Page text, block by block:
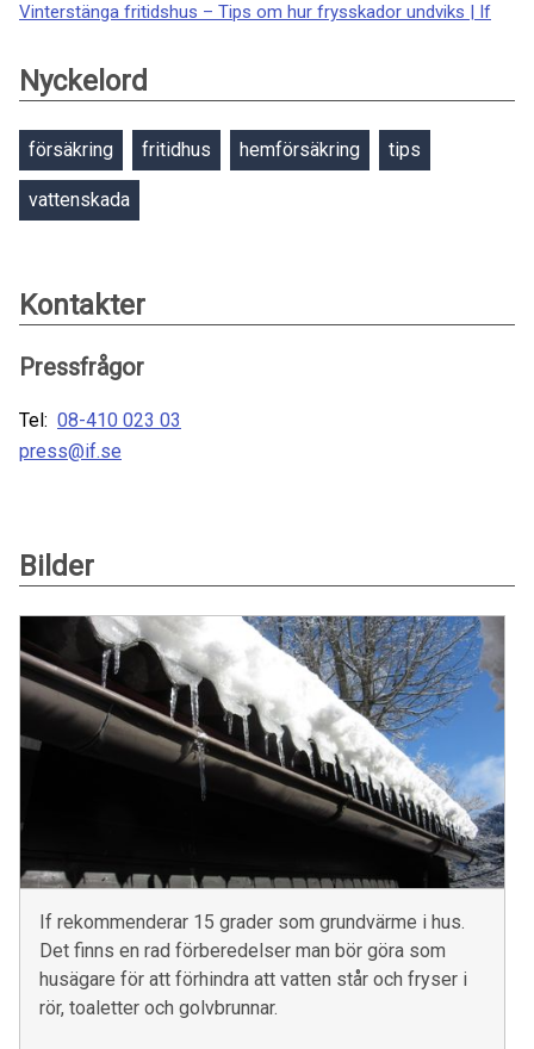
Vinterstänga fritidshus – Tips om hur frysskador undviks | If
Nyckelord
försäkring fritidhus hemförsäkring tips
vattenskada
Kontakter
Pressfrågor
Tel: 08-410 023 03
press@if.se
Bilder
If rekommenderar 15 grader som grundvärme i hus.
Det finns en rad förberedelser man bör göra som
husägare för att förhindra att vatten står och fryser i
rör, toaletter och golvbrunnar.